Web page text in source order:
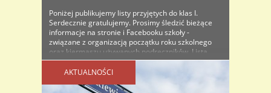
Poniżej publikujemy listy przyjętych do klas I.
Serdecznie gratulujemy. Prosimy śledzić bieżące
informacje na stronie i Facebooku szkoły -
związane z organizacją początku roku szkolnego
oraz kiermaszu używanych podręczników. Lista
osób przyjętych do klas I na rok szkolny...
AKTUALNOŚCI